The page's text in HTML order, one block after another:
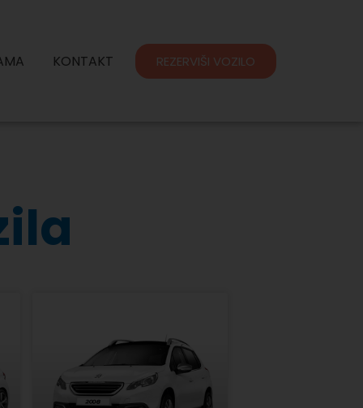
KONTAKT REZERVIŠI VOZILO